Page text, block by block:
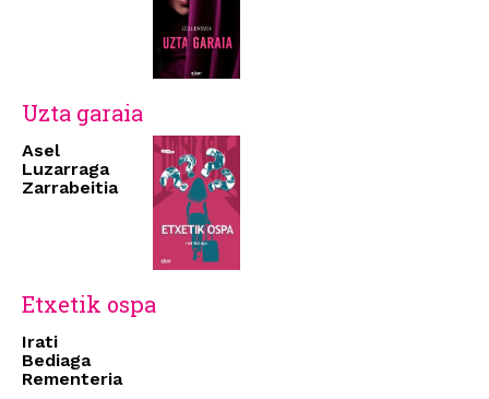
Uzta garaia
Asel
Luzarraga
Zarrabeitia
Etxetik ospa
Irati
Bediaga
Rementeria